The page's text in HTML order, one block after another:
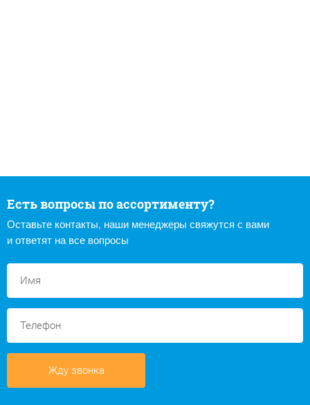
Есть вопросы по ассортименту?
Оставьте контакты, наши менеджеры свяжутся с вами
и ответят на все вопросы
Жду звонка